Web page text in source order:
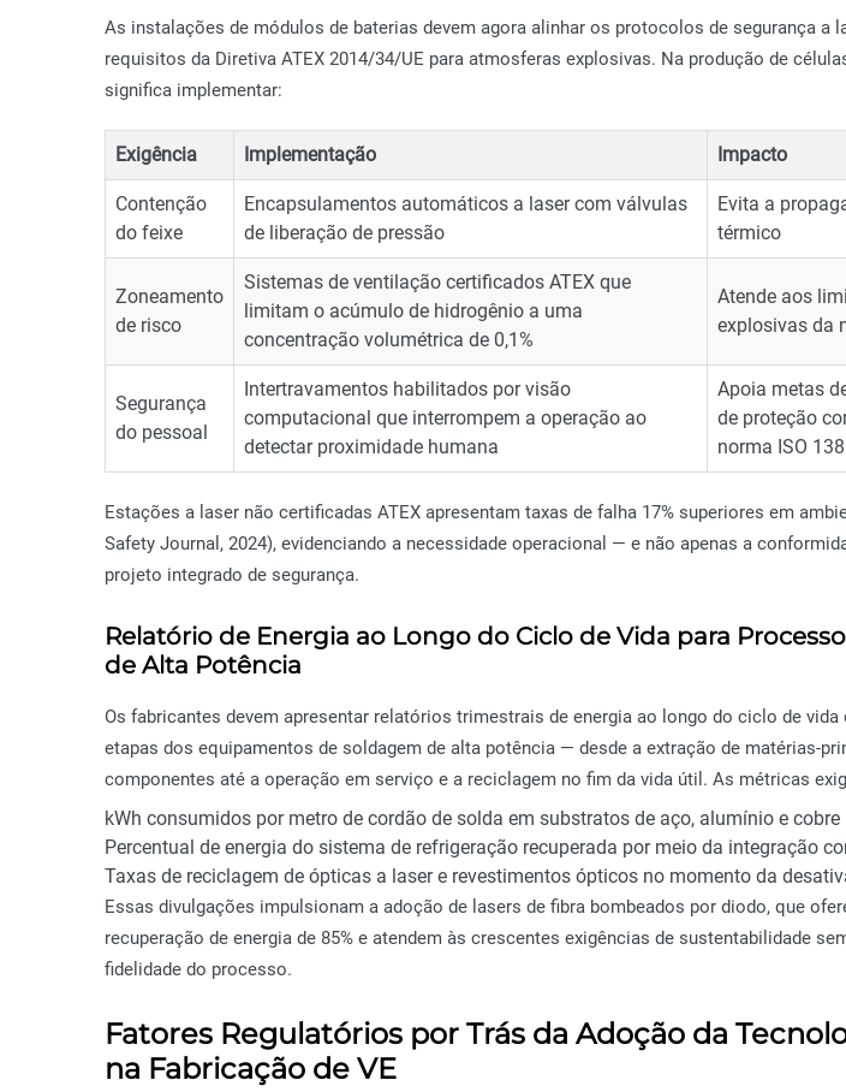
As instalações de módulos de baterias devem agora alinhar os protocolos de segurança a
requisitos da Diretiva ATEX 2014/34/UE para atmosferas explosivas. Na produção de
significa implementar:
Exigência Implementação Impacto
Contenção
do feixe
Encapsulamentos automáticos a laser com válvulas
de liberação de pressão
Evita a
térmico
Zoneamento
de risco
Sistemas de ventilação certificados ATEX que
limitam o acúmulo de hidrogênio a uma
concentração volumétrica de 0,1%
Atende aos
explosivas da
Segurança
do pessoal
Intertravamentos habilitados por visão
computacional que interrompem a operação ao
detectar proximidade humana
Apoia metas
de proteção
norma ISO
Estações a laser não certificadas ATEX apresentam taxas de falha 17% superiores em
Safety Journal, 2024), evidenciando a necessidade operacional — e não apenas a
projeto integrado de segurança.
Relatório de Energia ao Longo do Ciclo de Vida para
de Alta Potência
Os fabricantes devem apresentar relatórios trimestrais de energia ao longo do ciclo de vida
etapas dos equipamentos de soldagem de alta potência — desde a extração de matérias-
componentes até a operação em serviço e a reciclagem no fim da vida útil. As métricas
kWh consumidos por metro de cordão de solda em substratos de aço, alumínio e cobre
Percentual de energia do sistema de refrigeração recuperada por meio da integração
Taxas de reciclagem de ópticas a laser e revestimentos ópticos no momento da
Essas divulgações impulsionam a adoção de lasers de fibra bombeados por diodo, que
recuperação de energia de 85% e atendem às crescentes exigências de sustentabilidade
fidelidade do processo.
Fatores Regulatórios por Trás da Adoção da
na Fabricação de VE